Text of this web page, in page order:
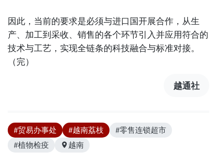
因此，当前的要求是必须与进口国开展合作，从生
产、加工到采收、销售的各个环节引入并应用符合的
技术与工艺，实现全链条的科技融合与标准对接。
（完）
越通社
#贸易办事处 #越南荔枝
#零售连锁超市
#植物检疫
越南